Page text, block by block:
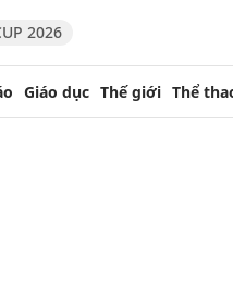
2026
Giáo dục Thế giới Thể